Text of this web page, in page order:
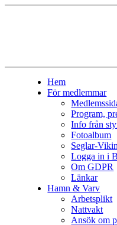
Hem
För medlemmar
Program,
Info från
Fotoalbum
Seglar-
Logga in i
Om GDPR
Länkar
Hamn & Varv
Arbetsplikt
Nattvakt
Ansök om